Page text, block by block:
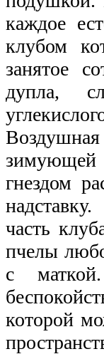
каждое
клубом
занятое
дупла,
зимующей
гнездом
часть
пчелы
с
которой